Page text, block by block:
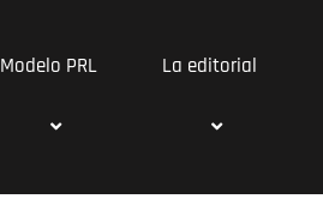
Modelo PRL La editorial